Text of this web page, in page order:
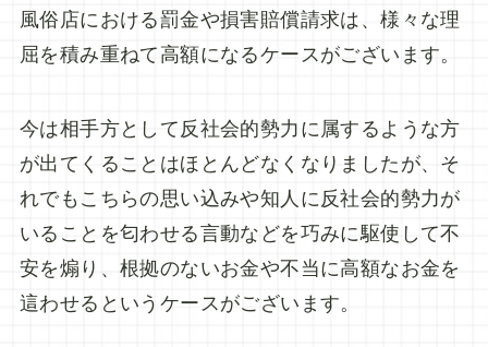
風俗店における罰金や損害賠償請求は、様々な理
屈を積み重ねて高額になるケースがございます。
今は相手方として反社会的勢力に属するような方
が出てくることはほとんどなくなりましたが、そ
れでもこちらの思い込みや知人に反社会的勢力が
いることを匂わせる言動などを巧みに駆使して不
安を煽り、根拠のないお金や不当に高額なお金を
這わせるというケースがございます。